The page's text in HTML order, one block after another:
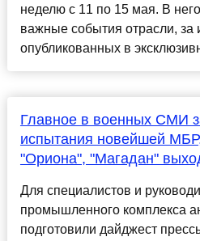
неделю с 11 по 15 мая. В
важные события отрасли, за
опубликованных в
Главное в военных СМИ
испытания новейшей
"Ориона", "Магадан"
Для специалистов и
промышленного комплекса
подготовили дайджест